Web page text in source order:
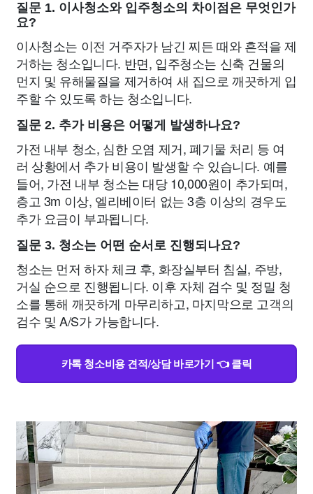
질문 1. 이사청소와 입주청소의 차이점은 무엇인가
요?
이사청소는 이전 거주자가 남긴 찌든 때와 흔적을 제
거하는 청소입니다. 반면, 입주청소는 신축 건물의
먼지 및 유해물질을 제거하여 새 집으로 깨끗하게 입
주할 수 있도록 하는 청소입니다.
질문 2. 추가 비용은 어떻게 발생하나요?
가전 내부 청소, 심한 오염 제거, 폐기물 처리 등 여
러 상황에서 추가 비용이 발생할 수 있습니다. 예를
들어, 가전 내부 청소는 대당 10,000원이 추가되며,
층고 3m 이상, 엘리베이터 없는 3층 이상의 경우도
추가 요금이 부과됩니다.
질문 3. 청소는 어떤 순서로 진행되나요?
청소는 먼저 하자 체크 후, 화장실부터 침실, 주방,
거실 순으로 진행됩니다. 이후 자체 검수 및 정밀 청
소를 통해 깨끗하게 마무리하고, 마지막으로 고객의
검수 및 A/S가 가능합니다.
카톡 청소비용 견적/상담 바로가기 👈 클릭